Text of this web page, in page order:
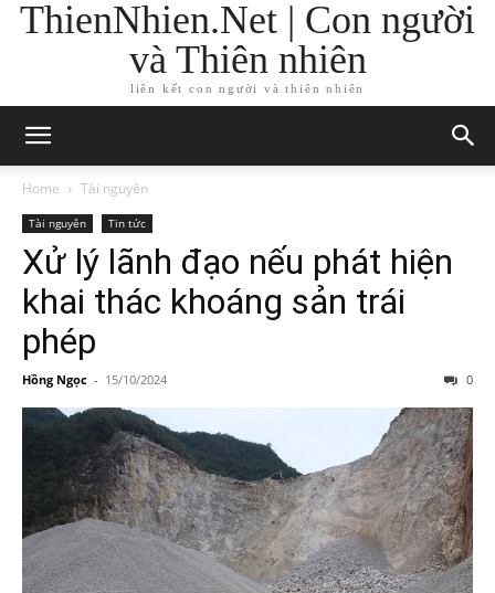
ThienNhien.Net | Con người
và Thiên nhiên
liên kết con người và thiên nhiên
Home Tài nguyên
Tài nguyên Tin tức
Xử lý lãnh đạo nếu phát hiện
khai thác khoáng sản trái
phép
Hồng Ngọc - 15/10/2024 0